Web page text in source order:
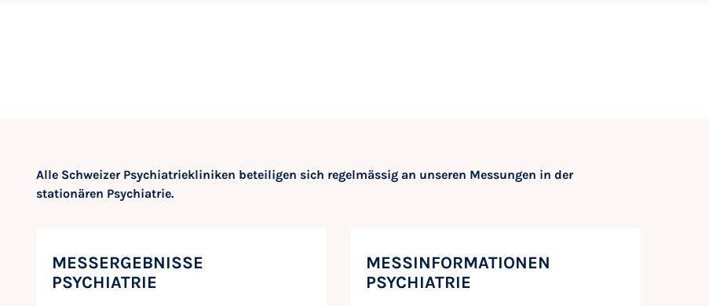
Alle Schweizer Psychiatriekliniken beteiligen sich regelmässig an unseren Messungen in der
stationären Psychiatrie.
MESSERGEBNISSE
PSYCHIATRIE
MESSINFORMATIONEN
PSYCHIATRIE